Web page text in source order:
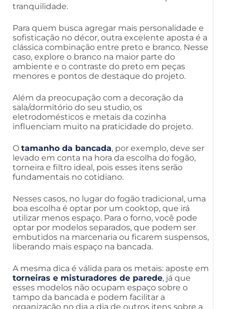
tranquilidade.
Para quem busca agregar mais personalidade e
sofisticação no décor, outra excelente aposta é a
clássica combinação entre preto e branco. Nesse
caso, explore o branco na maior parte do
ambiente e o contraste do preto em peças
menores e pontos de destaque do projeto.
Além da preocupação com a decoração da
sala/dormitório do seu studio, os
eletrodomésticos e metais da cozinha
influenciam muito na praticidade do projeto.
O tamanho da bancada, por exemplo, deve ser
levado em conta na hora da escolha do fogão,
torneira e filtro ideal, pois esses itens serão
fundamentais no cotidiano.
Nesses casos, no lugar do fogão tradicional, uma
boa escolha é optar por um cooktop, que irá
utilizar menos espaço. Para o forno, você pode
optar por modelos separados, que podem ser
embutidos na marcenaria ou ficarem suspensos,
liberando mais espaço na bancada.
A mesma dica é válida para os metais: aposte em
torneiras e misturadores de parede, já que
esses modelos não ocupam espaço sobre o
tampo da bancada e podem facilitar a
organização no dia a dia de outros itens sobre a